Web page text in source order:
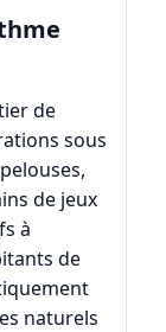
de
sous
de jeux
à
de
naturels